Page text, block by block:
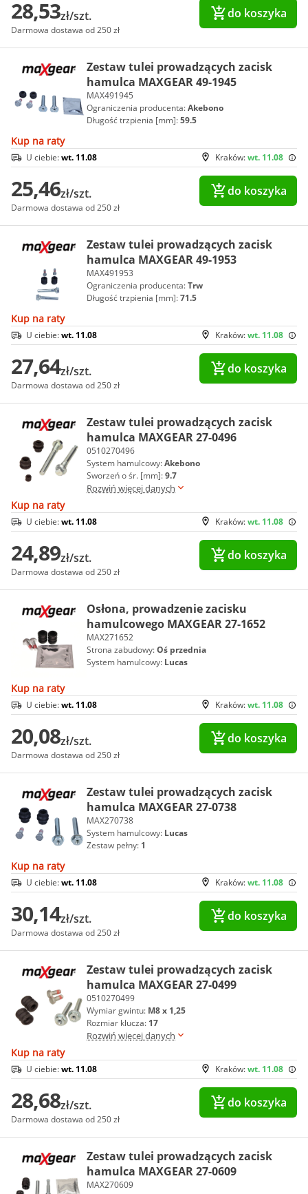
28,53zł/szt.
Darmowa dostawa od 250 zł
do koszyka
Zestaw tulei prowadzących zacisk
hamulca MAXGEAR 49-1945
MAX491945
Ograniczenia producenta:Akebono
Długość trzpienia [mm]:59.5
Kup na raty
Kraków:wt. 11.08
U ciebie:wt. 11.08
25,46zł/szt.
Darmowa dostawa od 250 zł
do koszyka
Zestaw tulei prowadzących zacisk
hamulca MAXGEAR 49-1953
MAX491953
Ograniczenia producenta:Trw
Długość trzpienia [mm]:71.5
Kup na raty
Kraków:wt. 11.08
U ciebie:wt. 11.08
27,64zł/szt.
Darmowa dostawa od 250 zł
do koszyka
Zestaw tulei prowadzących zacisk
hamulca MAXGEAR 27-0496
0510270496
System hamulcowy:Akebono
Sworzeń o śr. [mm]:9.7
Rozwiń więcej danych
Kup na raty
Kraków:wt. 11.08
U ciebie:wt. 11.08
24,89zł/szt.
Darmowa dostawa od 250 zł
do koszyka
Osłona, prowadzenie zacisku
hamulcowego MAXGEAR 27-1652
MAX271652
Strona zabudowy:Oś przednia
System hamulcowy: Lucas
Kup na raty
Kraków:wt. 11.08
U ciebie:wt. 11.08
20,08zł/szt.
Darmowa dostawa od 250 zł
do koszyka
Zestaw tulei prowadzących zacisk
hamulca MAXGEAR 27-0738
MAX270738
System hamulcowy: Lucas
Zestaw pełny: 1
Kup na raty
Kraków:wt. 11.08
U ciebie:wt. 11.08
30,14zł/szt.
Darmowa dostawa od 250 zł
do koszyka
Zestaw tulei prowadzących zacisk
hamulca MAXGEAR 27-0499
0510270499
Wymiar gwintu: M8 x 1,25
Rozmiar klucza: 17
Rozwiń więcej danych
Kup na raty
Kraków:wt. 11.08
U ciebie:wt. 11.08
28,68zł/szt.
Darmowa dostawa od 250 zł
do koszyka
Zestaw tulei prowadzących zacisk
hamulca MAXGEAR 27-0609
MAX270609